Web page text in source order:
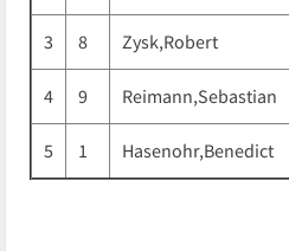
3 8 Zysk,Robert
4 9 Reimann,Sebastian
5 1 Hasenohr,Benedict